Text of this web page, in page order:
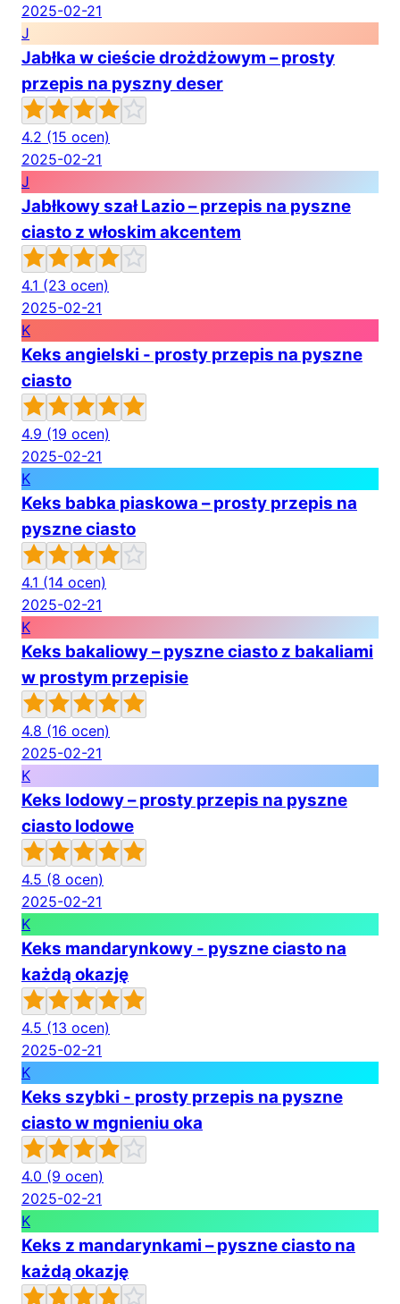
2025-02-21
J
Jabłka w cieście drożdżowym – prosty
przepis na pyszny deser
4.2 (15 ocen)
2025-02-21
J
Jabłkowy szał Lazio – przepis na pyszne
ciasto z włoskim akcentem
4.1 (23 ocen)
2025-02-21
K
Keks angielski - prosty przepis na pyszne
ciasto
4.9 (19 ocen)
2025-02-21
K
Keks babka piaskowa – prosty przepis na
pyszne ciasto
4.1 (14 ocen)
2025-02-21
K
Keks bakaliowy – pyszne ciasto z bakaliami
w prostym przepisie
4.8 (16 ocen)
2025-02-21
K
Keks lodowy – prosty przepis na pyszne
ciasto lodowe
4.5 (8 ocen)
2025-02-21
K
Keks mandarynkowy - pyszne ciasto na
każdą okazję
4.5 (13 ocen)
2025-02-21
K
Keks szybki - prosty przepis na pyszne
ciasto w mgnieniu oka
4.0 (9 ocen)
2025-02-21
K
Keks z mandarynkami – pyszne ciasto na
każdą okazję